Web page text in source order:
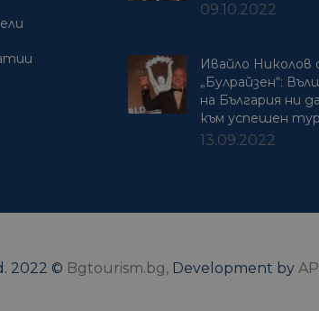
09.10.2022
Ивайло Николов
„Булрайзен“:
на България ни
към успешен
13.09.2022
2022 © Bgtourism.bg, Development by